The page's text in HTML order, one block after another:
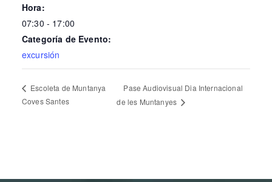
Hora:
07:30 - 17:00
Categoría de Evento:
excursión
Escoleta de Muntanya
Coves Santes
Pase Audiovisual Dia Internacional
de les Muntanyes